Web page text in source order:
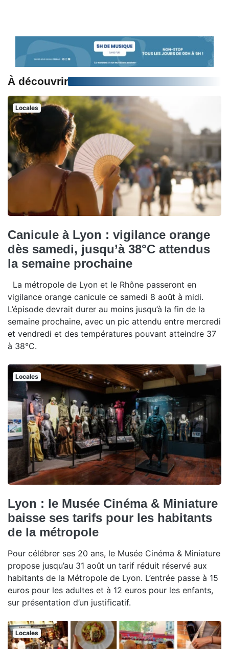
À découvrir
Locales
Canicule à Lyon : vigilance orange
dès samedi, jusqu’à 38°C attendus
la semaine prochaine
La métropole de Lyon et le Rhône passeront en
vigilance orange canicule ce samedi 8 août à midi.
L’épisode devrait durer au moins jusqu’à la fin de la
semaine prochaine, avec un pic attendu entre mercredi
et vendredi et des températures pouvant atteindre 37
à 38°C.
Locales
Lyon : le Musée Cinéma & Miniature
baisse ses tarifs pour les habitants
de la métropole
Pour célébrer ses 20 ans, le Musée Cinéma & Miniature
propose jusqu’au 31 août un tarif réduit réservé aux
habitants de la Métropole de Lyon. L’entrée passe à 15
euros pour les adultes et à 12 euros pour les enfants,
sur présentation d’un justificatif.
Locales